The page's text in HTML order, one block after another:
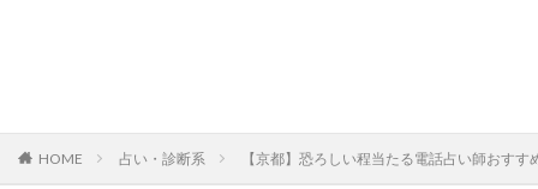
HOME 占い・診断系 【京都】恐ろしい程当たる電話占い師おす